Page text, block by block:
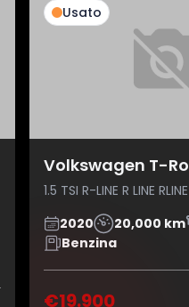
Usato
Volkswagen T-
1.5 TSI R-LINE R LINE
2020
20,000 km
Benzina
€19.900